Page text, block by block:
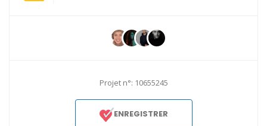
Projet n°: 10655245
ENREGISTRER